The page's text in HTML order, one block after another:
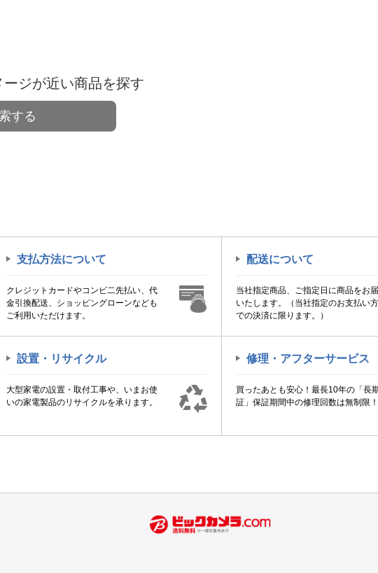
ジが近い商品を探す
する
支払方法について
クレジットカードやコンビ二先払い、代
金引換配送、ショッピングローンなども
ご利用いただけます。
配送について
当社指定商品、ご指定日に商品をお
いたします。（当社指定のお支払い
での決済に限ります。）
設置・リサイクル
大型家電の設置・取付工事や、いまお使
いの家電製品のリサイクルを承ります。
修理・アフターサービス
買ったあとも安心！最長10年の「長
証」保証期間中の修理回数は無制限！